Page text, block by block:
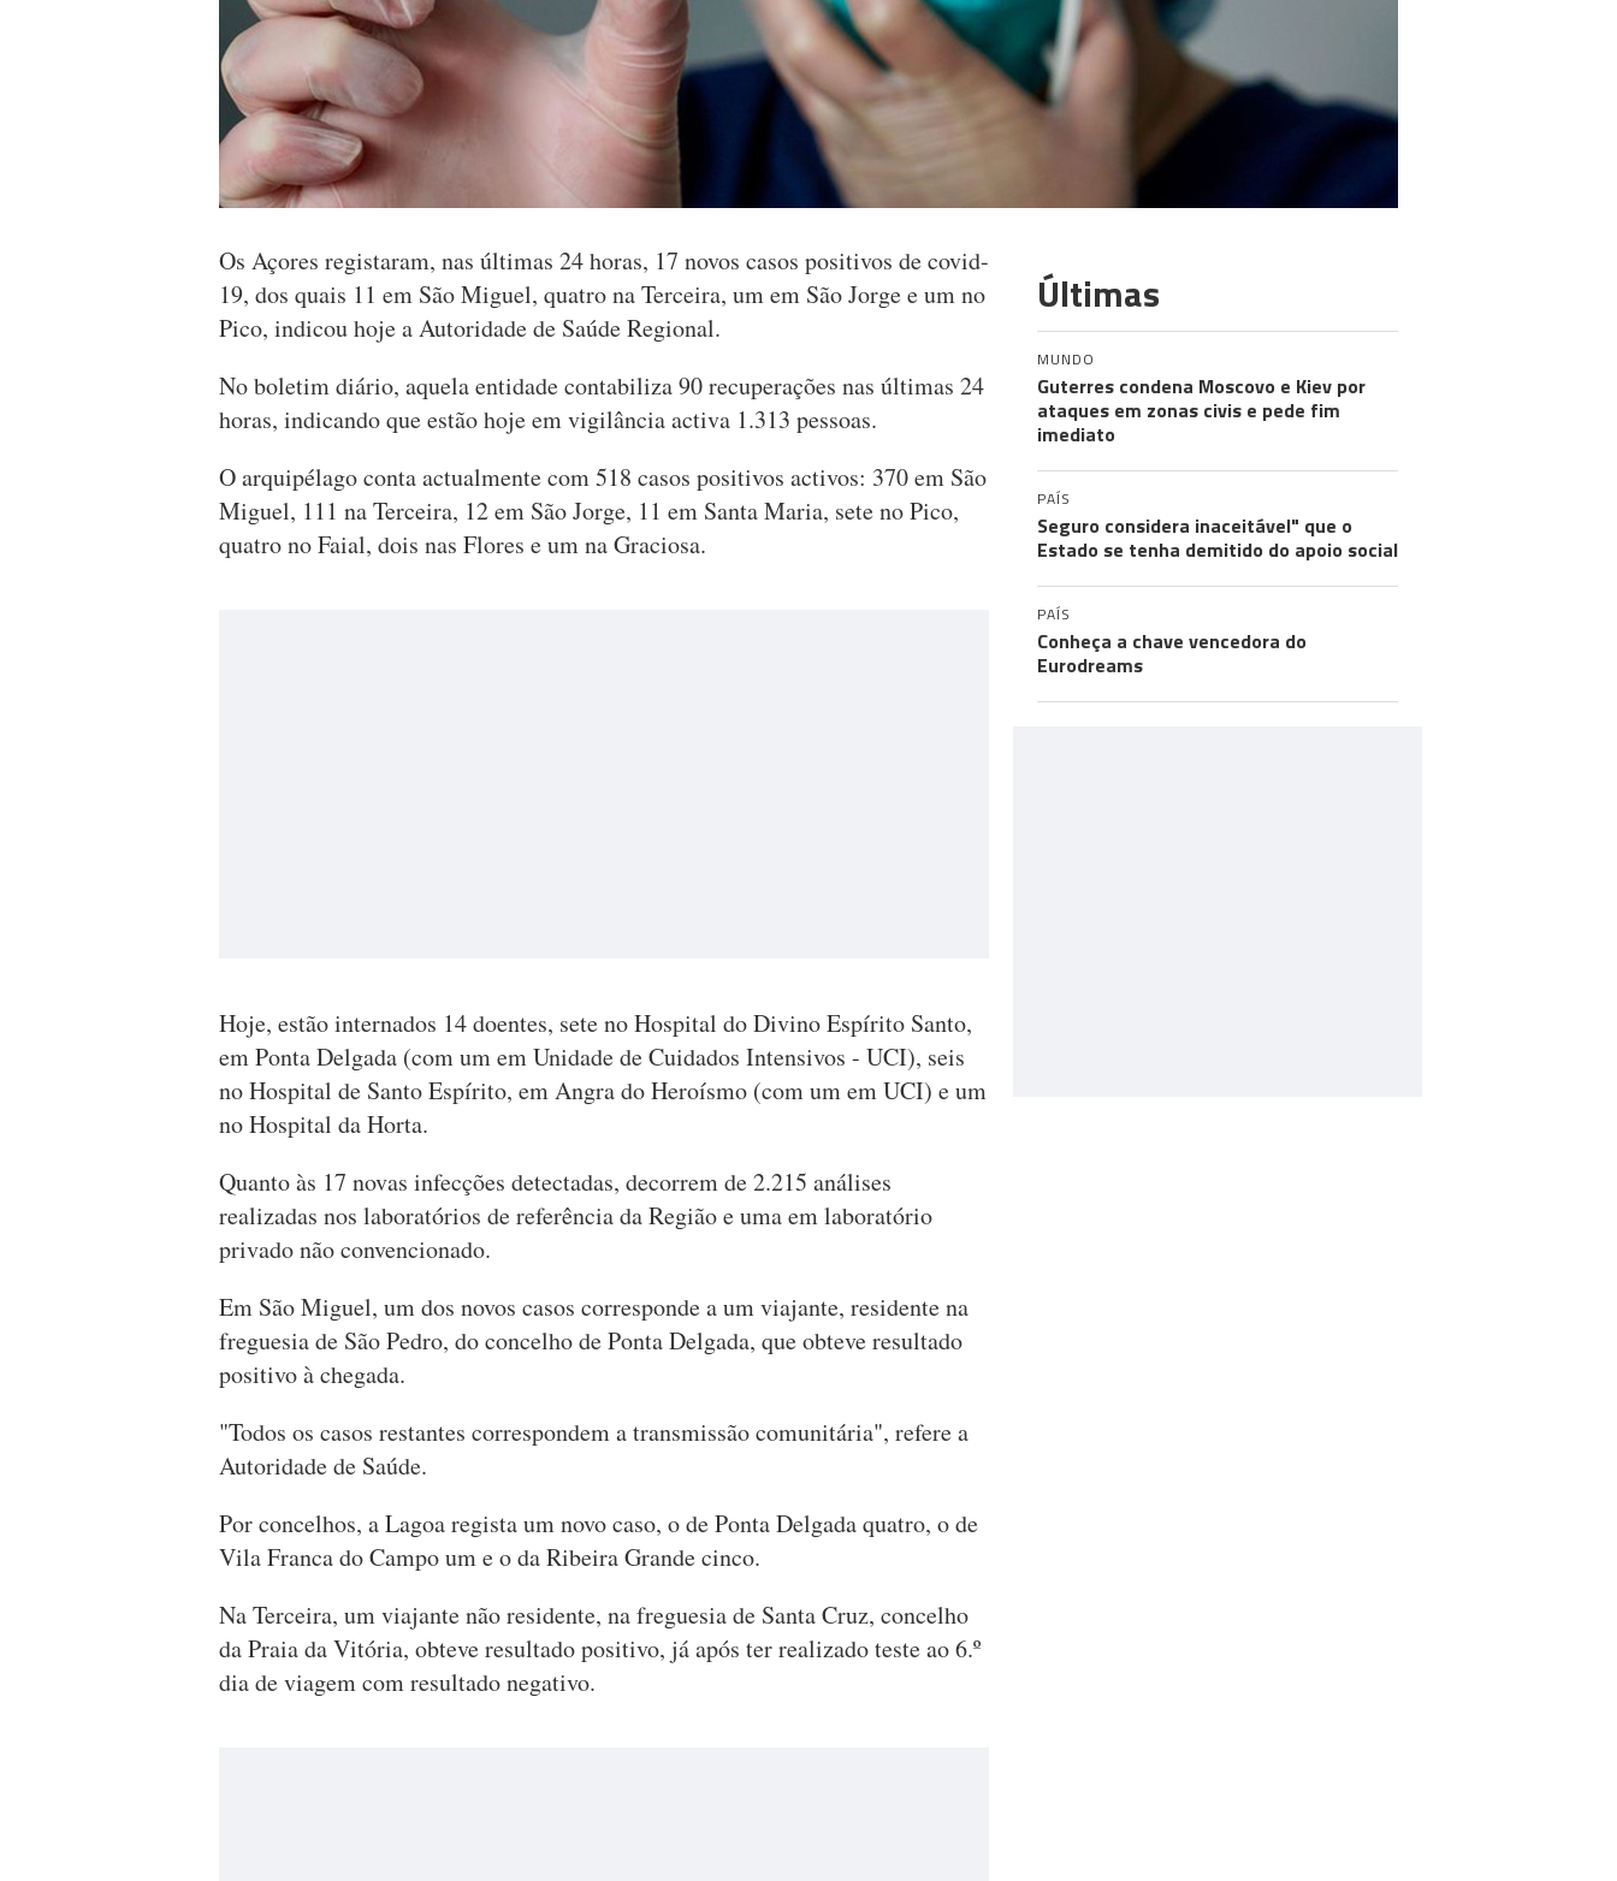
Os Açores registaram, nas últimas 24 horas, 17 novos casos positivos de covid-
19, dos quais 11 em São Miguel, quatro na Terceira, um em São Jorge e um no
Pico, indicou hoje a Autoridade de Saúde Regional.
No boletim diário, aquela entidade contabiliza 90 recuperações nas últimas 24
horas, indicando que estão hoje em vigilância activa 1.313 pessoas.
O arquipélago conta actualmente com 518 casos positivos activos: 370 em São
Miguel, 111 na Terceira, 12 em São Jorge, 11 em Santa Maria, sete no Pico,
quatro no Faial, dois nas Flores e um na Graciosa.
Hoje, estão internados 14 doentes, sete no Hospital do Divino Espírito Santo,
em Ponta Delgada (com um em Unidade de Cuidados Intensivos - UCI), seis
no Hospital de Santo Espírito, em Angra do Heroísmo (com um em UCI) e um
no Hospital da Horta.
Quanto às 17 novas infecções detectadas, decorrem de 2.215 análises
realizadas nos laboratórios de referência da Região e uma em laboratório
privado não convencionado.
Em São Miguel, um dos novos casos corresponde a um viajante, residente na
freguesia de São Pedro, do concelho de Ponta Delgada, que obteve resultado
positivo à chegada.
"Todos os casos restantes correspondem a transmissão comunitária", refere a
Autoridade de Saúde.
Por concelhos, a Lagoa regista um novo caso, o de Ponta Delgada quatro, o de
Vila Franca do Campo um e o da Ribeira Grande cinco.
Na Terceira, um viajante não residente, na freguesia de Santa Cruz, concelho
da Praia da Vitória, obteve resultado positivo, já após ter realizado teste ao 6.º
dia de viagem com resultado negativo.
Últimas
MUNDO
Guterres condena Moscovo e Kiev por
ataques em zonas civis e pede fim
imediato
PAÍS
Seguro considera inaceitável" que o
Estado se tenha demitido do apoio social
PAÍS
Conheça a chave vencedora do
Eurodreams